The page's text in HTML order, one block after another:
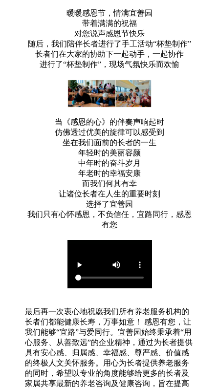
暖暖感恩节，情满宜善园
带着满满的祝福
对您说声感恩节快乐
随后，我们陪伴长者进行了手工活动“杯垫制作”
长者们在大家的协助下一起动手，一起协作
进行了“杯垫制作”，现场气氛快乐而欢愉
当《感恩的心》的伴奏声响起时
仿佛透过优美的旋律可以感受到
坐在我们面前的长者的一生
年轻时的美丽容颜
中年时的奋斗岁月
年老时的幸福安康
而我们何其有幸
让诸位长者在人生的重要时刻
选择了宜善园
我们只有心怀感恩，不负信任，宜路同行，感恩
有您
最后再一次衷心地祝愿我们所有养老服务机构的
长者们都能健康长寿，万事如意！ 感恩有您，让
我们能够“宜路”与爱同行。宜善园始终秉承着“用
心服务、从善致远”的企业精神，通过为长者提供
具有安心感、归属感、幸福感、尊严感、价值感
的终极人文关怀服务。用心为长者提供养老服务
的同时，希望以专业的角度能够给更多的长者及
家属共享最新的养老咨询及健康咨询，旨在提高